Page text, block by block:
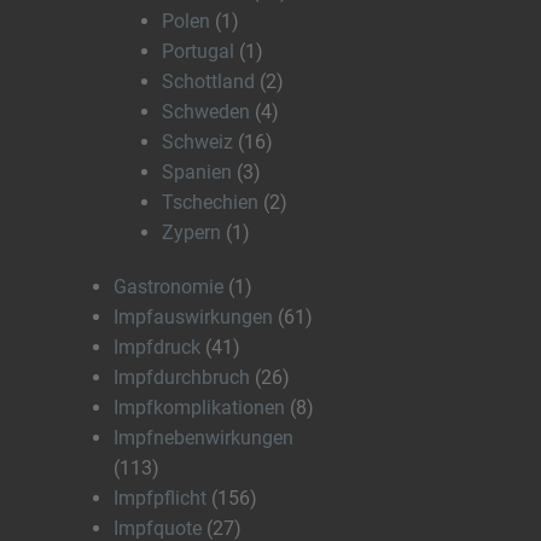
Polen (1)
Portugal (1)
Schottland (2)
Schweden (4)
Schweiz (16)
Spanien (3)
Tschechien (2)
Zypern (1)
Gastronomie (1)
Impfauswirkungen (61)
Impfdruck (41)
Impfdurchbruch (26)
Impfkomplikationen (8)
Impfnebenwirkungen
(113)
Impfpflicht (156)
Impfquote (27)